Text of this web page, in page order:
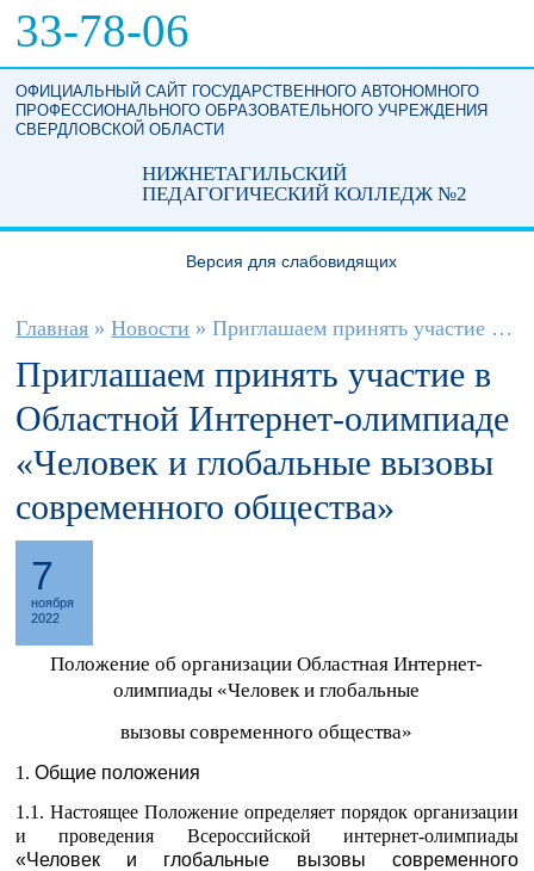
33-78-06
ОФИЦИАЛЬНЫЙ САЙТ ГОСУДАРСТВЕННОГО АВТОНОМНОГО
ПРОФЕССИОНАЛЬНОГО ОБРАЗОВАТЕЛЬНОГО УЧРЕЖДЕНИЯ
СВЕРДЛОВСКОЙ ОБЛАСТИ
НИЖНЕТАГИЛЬСКИЙ
ПЕДАГОГИЧЕСКИЙ КОЛЛЕДЖ №2
Версия для слабовидящих
Вы здесь
Главная » Новости » Приглашаем принять участие в Областной...
Приглашаем принять участие в
Областной Интернет-олимпиаде
«Человек и глобальные вызовы
современного общества»
7
ноября
2022
Положение об организации Областная Интернет-
олимпиады «Человек и глобальные
вызовы современного общества»
1.Общие положения
1.1. Настоящее Положение определяет порядок организации
и проведения Всероссийской интернет-олимпиады
«Человек и глобальные вызовы современного